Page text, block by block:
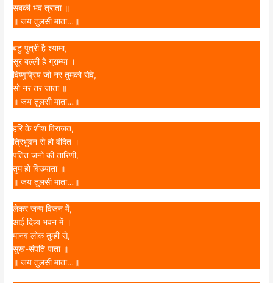
सबकी भव त्राता ॥
॥ जय तुलसी माता…॥
बटु पुत्री है श्यामा,
सूर बल्ली है ग्राम्या ।
विष्णुप्रिय जो नर तुमको सेवे,
सो नर तर जाता ॥
॥ जय तुलसी माता…॥
हरि के शीश विराजत,
त्रिभुवन से हो वंदित ।
पतित जनों की तारिणी,
तुम हो विख्याता ॥
॥ जय तुलसी माता…॥
लेकर जन्म विजन में,
आई दिव्य भवन में ।
मानव लोक तुम्हीं से,
सुख-संपति पाता ॥
॥ जय तुलसी माता…॥